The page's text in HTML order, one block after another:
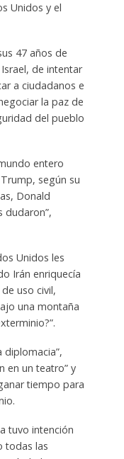
Unidos y el
47 años de
de intentar
a ciudadanos e
la paz de
del pueblo
entero
según su
Donald
dudaron”,
Unidos les
Irán enriquecía
uso civil,
una montaña
diplomacia”,
en un teatro” y
tiempo para
tuvo intención
todas las